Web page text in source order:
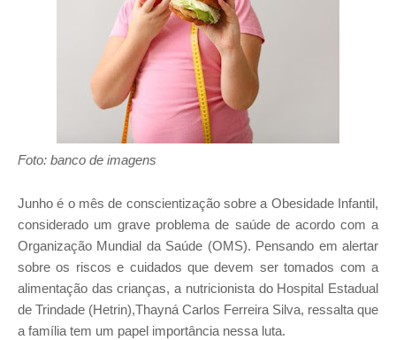
Foto: banco de imagens
Junho é o mês de conscientização sobre a Obesidade Infantil,
considerado um grave problema de saúde de acordo com a
Organização Mundial da Saúde (OMS). Pensando em alertar
sobre os riscos e cuidados que devem ser tomados com a
alimentação das crianças, a nutricionista do Hospital Estadual
de Trindade (Hetrin),Thayná Carlos Ferreira Silva, ressalta que
a família tem um papel importância nessa luta.